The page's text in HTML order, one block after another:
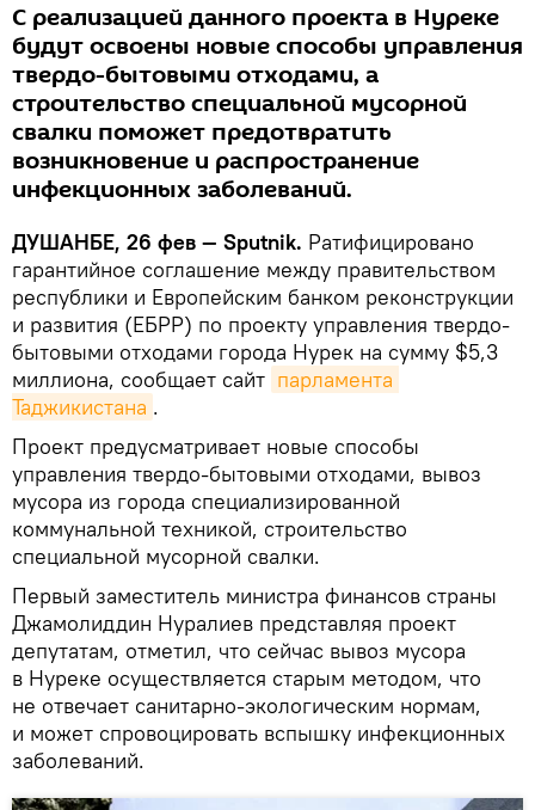
С реализацией данного проекта в Нуреке
будут освоены новые способы управления
твердо-бытовыми отходами, а
строительство специальной мусорной
свалки поможет предотвратить
возникновение и распространение
инфекционных заболеваний.
ДУШАНБЕ, 26 фев — Sputnik. Ратифицировано
гарантийное соглашение между правительством
республики и Европейским банком реконструкции
и развития (ЕБРР) по проекту управления твердо-
бытовыми отходами города Нурек на сумму $5,3
миллиона, сообщает сайт парламента
Таджикистана .
Проект предусматривает новые способы
управления твердо-бытовыми отходами, вывоз
мусора из города специализированной
коммунальной техникой, строительство
специальной мусорной свалки.
Первый заместитель министра финансов страны
Джамолиддин Нуралиев представляя проект
депутатам, отметил, что сейчас вывоз мусора
в Нуреке осуществляется старым методом, что
не отвечает санитарно-экологическим нормам,
и может спровоцировать вспышку инфекционных
заболеваний.